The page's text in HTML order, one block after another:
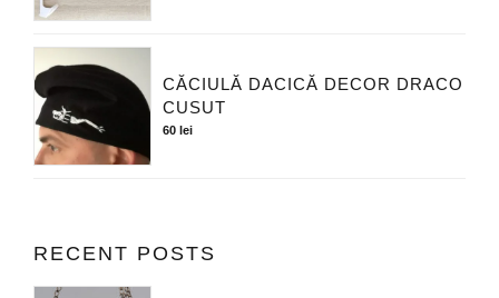
CĂCIULĂ DACICĂ DECOR DRACO
CUSUT
60lei
RECENT POSTS